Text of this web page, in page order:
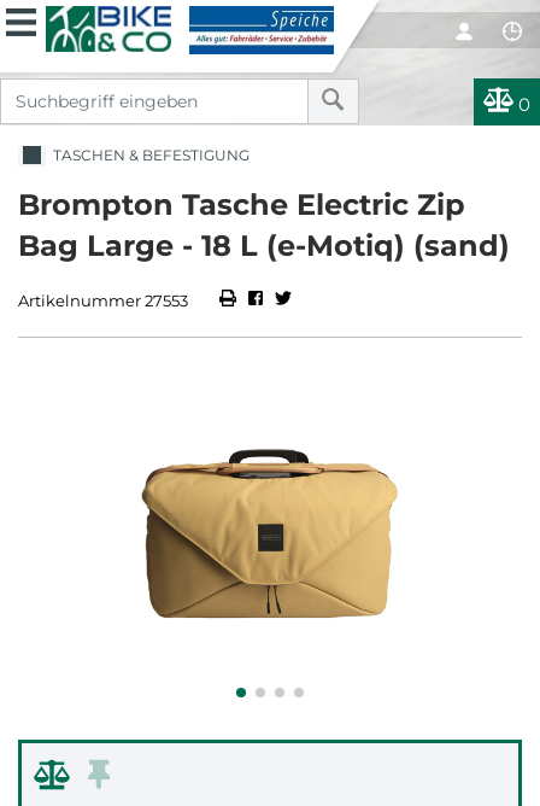
0
TASCHEN & BEFESTIGUNG
Brompton Tasche Electric Zip
Bag Large - 18 L (e-Motiq) (sand)
Artikelnummer 27553